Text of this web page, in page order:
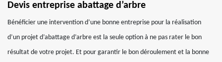
Devis entreprise abattage d’arbre
Bénéficier une intervention d’une bonne entreprise pour la réalisation
d’un projet d’abattage d’arbre est la seule option à ne pas rater le bon
résultat de votre projet. Et pour garantir le bon déroulement et la bonne